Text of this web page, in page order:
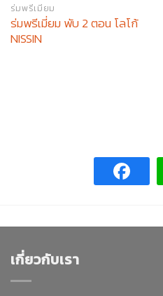
ร่มพรีเมียม
ร่มพรีเมี่ยม พับ 2 ตอน โลโก้
NISSIN
เกี่ยวกับเรา